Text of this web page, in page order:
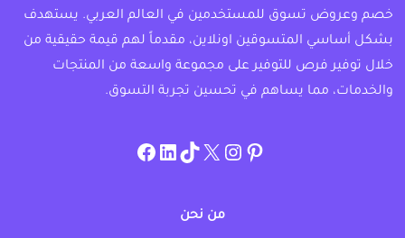
خصم وعروض تسوق للمستخدمين في العالم العربي. يستهدف
بشكل أساسي المتسوقين اونلاين، مقدماً لهم قيمة حقيقية من
خلال توفير فرص للتوفير على مجموعة واسعة من المنتجات
والخدمات، مما يساهم في تحسين تجربة التسوق.
pinterest
allcouponat
twitter
TikTok
linkedin
facebook
من نحن